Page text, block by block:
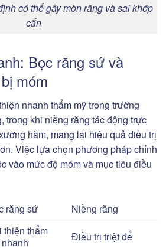
có thể gây mòn răng và sai khớp
cắn
Bọc răng sứ và
móm
nhanh thẩm mỹ trong trường
trong khi niềng răng tác động trực
hàm, mang lại hiệu quả điều trị
Việc lựa chọn phương pháp chỉnh
vào mức độ móm và mục tiêu điều
răng sứ
Niềng răng
thiện thẩm
Điều trị triệt để